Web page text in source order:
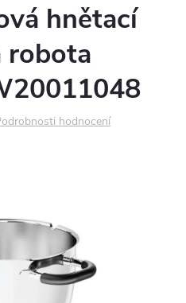
hnětací
robota
hodnocení